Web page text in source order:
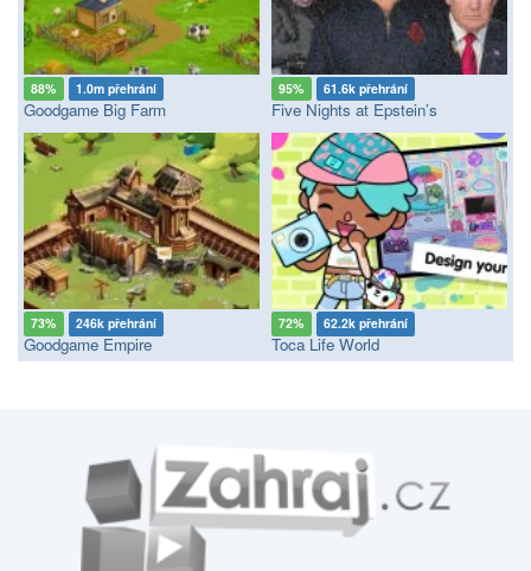
88% 1.0m přehrání
Goodgame Big Farm
95% 61.6k přehrání
Five Nights at Epstein’s
73% 246k přehrání
Goodgame Empire
72% 62.2k přehrání
Toca Life World